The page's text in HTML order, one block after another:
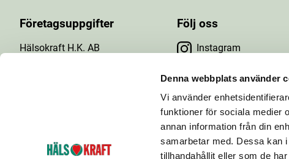
Denna webbplats använder
Vi använder
funktioner för sociala medier
annan information från din
samarbetar med. Dessa kan
tillhandahållit eller som de
Företagsuppgifter
Hälsokraft H.K. AB
Följ oss
Instagram
Facebook
YouTube